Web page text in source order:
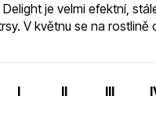
je velmi efektní,
V květnu se na
I II III